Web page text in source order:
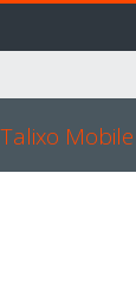
Talixo Mobile